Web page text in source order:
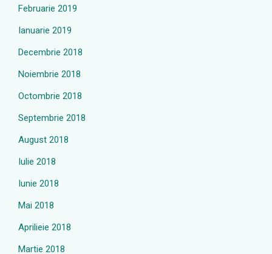
Februarie 2019
Ianuarie 2019
Decembrie 2018
Noiembrie 2018
Octombrie 2018
Septembrie 2018
August 2018
Iulie 2018
Iunie 2018
Mai 2018
Aprilieie 2018
Martie 2018